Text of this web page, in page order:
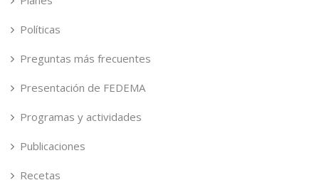
Políticas
Preguntas más frecuentes
Presentación de FEDEMA
Programas y actividades
Publicaciones
Recetas